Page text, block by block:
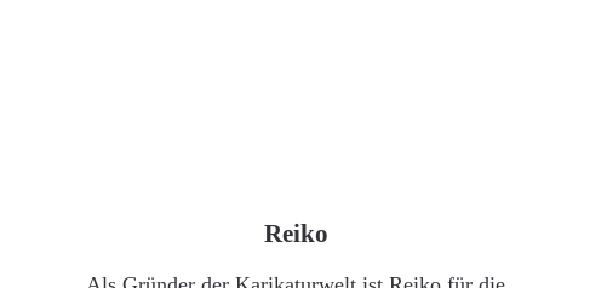
Reiko